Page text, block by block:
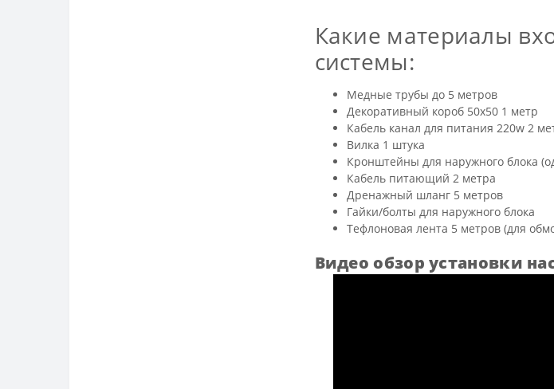
Какие материалы
системы:
Медные трубы до 5 метров
Декоративный короб 50х50 1 метр
Кабель канал для питания 220w 2
Вилка 1 штука
Кронштейны для наружного блока
Кабель питающий 2 метра
Дренажный шланг 5 метров
Гайки/болты для наружного блока
Тефлоновая лента 5 метров (для
Видео обзор установки